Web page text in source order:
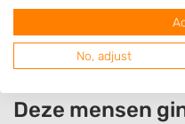
Wagenborgen
Deze mensen
No, adjust